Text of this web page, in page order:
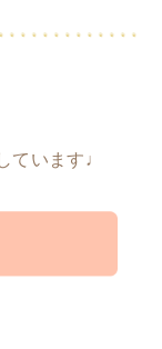
ています♩